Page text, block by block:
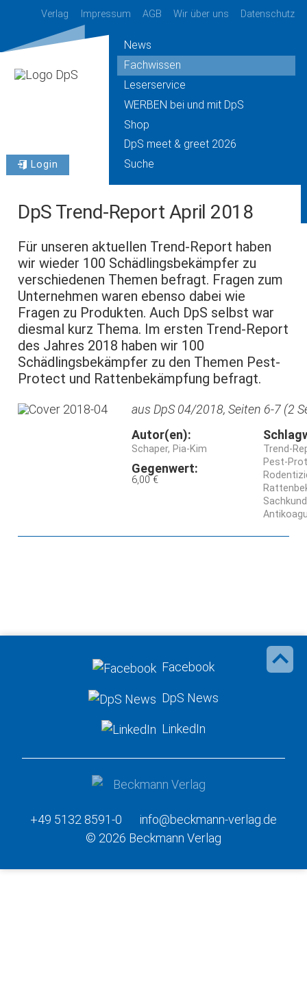
Verlag Impressum AGB Wir über uns Datenschutz
Login
News
Fachwissen
Leserservice
WERBEN bei und mit DpS
Shop
DpS meet & greet 2026
Suche
DpS Trend-Report April 2018
Für unseren aktuellen Trend-Report haben
wir wieder 100 Schädlingsbekämpfer zu
verschiedenen Themen befragt. Fragen zum
Unternehmen waren ebenso dabei wie
Fragen zu Produkten. Auch DpS selbst war
diesmal kurz Thema. Im ersten Trend-Report
des Jahres 2018 haben wir 100
Schädlingsbekämpfer zu den Themen Pest-
Protect und Rattenbekämpfung befragt.
aus DpS 04/2018, Seiten 6-7 (2
Autor(en):
Schaper, Pia-Kim
Gegenwert:
6,00 €
Trend-
Pest-
Facebook
DpS News
LinkedIn
+49 5132 8591-0
info@beckmann-verlag.de
© 2026 Beckmann Verlag